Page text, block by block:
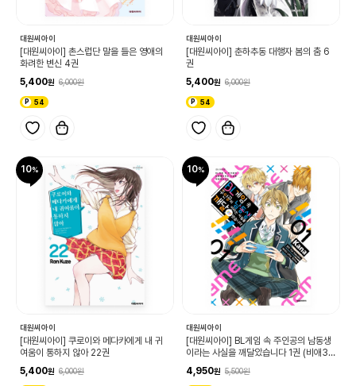
대원씨아이
[대원씨아이] 촌스럽단 말을 들은 영애의
화려한 변신 4권
5,400
6,000
54
대원씨아이
[대원씨아이] 춘하추동 대행자 봄의 춤 6
권
5,400
6,000
54
10
대원씨아이
[대원씨아이] 쿠로이와 메다카에게 내 귀
여움이 통하지 않아 22권
5,400
6,000
10
대원씨아이
[대원씨아이] BL게임 속 주인공의 남동생
이라는 사실을 깨달았습니다 1권 (비애33
4)
4,950 5,500